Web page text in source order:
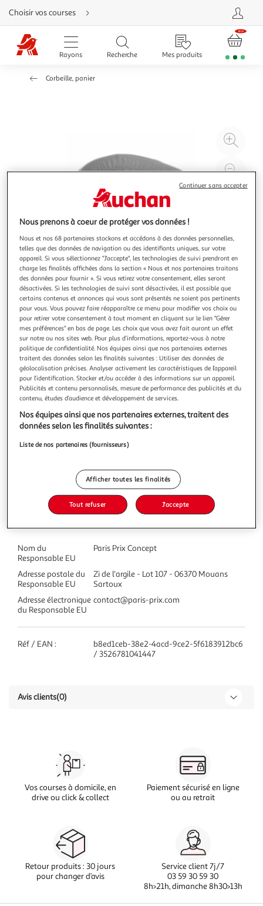
Aller
directement
au
contenu
Aller
directement
Aller
Choisir vos courses
Rayons Recherche Mes produits
Corbeille, panier
à
PARIS PRIX
Panier pour Chien & Chat Patchy 55cm Gris
Informations Techniques : Dimensions : L. 55 x l. 38 cm
Matière : Textile Spécificités : Pratique & Efficace Panier
Design Bicolore Forme Ovale Pour Chiens & Chats Couleur :
Gris & Noir
En savoir +
Vous voulez connaître le prix de ce produit ?
Afficher le prix
Caractéristiques
Nom du
Responsable EU
Paris Prix Concept
Adresse postale du
Responsable EU
Zi de l'argile - Lot 107 - 06370 Mouans
Sartoux
Adresse électronique
du Responsable EU
contact@paris-prix.com
Réf / EAN :
b8ed1ceb-38e2-4acd-9ce2-5f6183912bc6
/ 3526781041447
Avis clients(0)
Vos courses à domicile, en
drive ou click & collect
Paiement sécurisé en ligne
ou au retrait
Retour produits : 30 jours
pour changer d’avis
Service client 7j/7
03 59 30 59 30
8h>21h, dimanche 8h30>13h
Nous prenons à coeur de protéger vos données !
Nous et nos 68 partenaires stockons et accédons à des données personnelles,
telles que des données de navigation ou des identifiants uniques, sur votre
appareil. Si vous sélectionnez "J'accepte", les technologies de suivi prendront en
charge les finalités affichées dans la section « Nous et nos partenaires traitons
des données pour fournir ». Si vous retirez votre consentement, elles seront
désactivées. Si les technologies de suivi sont désactivées, il est possible que
certains contenus et annonces qui vous sont présentés ne soient pas pertinents
pour vous. Vous pouvez faire réapparaître ce menu pour modifier vos choix ou
pour retirer votre consentement à tout moment en cliquant sur le lien "Gérer
mes préférences" en bas de page. Les choix que vous avez fait auront un effet
sur notre ou nos sites web. Pour plus d’informations, reportez-vous à notre
politique de confidentialité. Nos équipes ainsi que nos partenaires externes
traitent des données selon les finalités suivantes : Utiliser des données de
géolocalisation précises. Analyser activement les caractéristiques de l’appareil
pour l’identification. Stocker et/ou accéder à des informations sur un appareil.
Publicités et contenu personnalisés, mesure de performance des publicités et du
contenu, études d’audience et développement de services.
Nos équipes ainsi que nos partenaires externes, traitent des
données selon les finalités suivantes :
Liste de nos partenaires (fournisseurs)
Afficher toutes les finalités
Tout refuser J'accepte
Continuer sans accepter